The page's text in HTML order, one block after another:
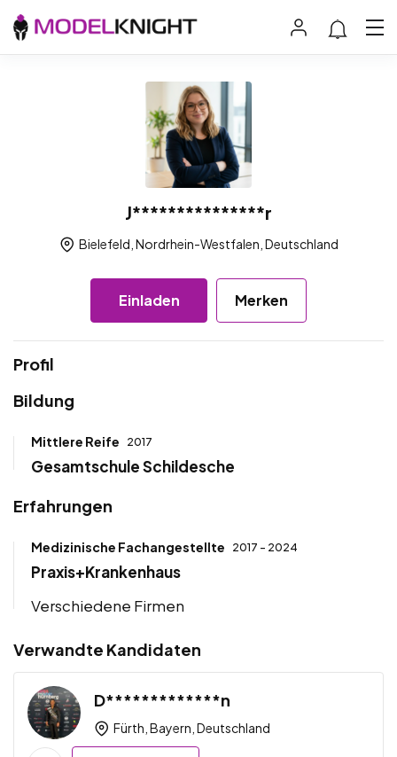
J***************r
Bielefeld, Nordrhein-Westfalen, Deutschland
Einladen Merken
Profil
Bildung
Mittlere Reife 2017
Gesamtschule Schildesche
Erfahrungen
Medizinische Fachangestellte 2017 - 2024
Praxis+Krankenhaus
Verschiedene Firmen
Verwandte Kandidaten
D*************n
Fürth, Bayern, Deutschland